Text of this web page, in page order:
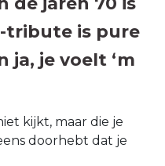
tribute is pure
ja, je voelt ‘m
kijkt, maar die je
doorhebt dat je